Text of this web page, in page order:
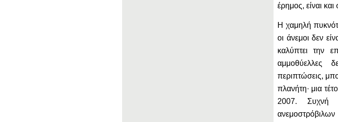
έρημος, είναι
Η χαμηλή
οι άνεμοι δεν
καλύπτει την
αμμοθύελλες
περιπτώσεις,
πλανήτη· μια
2007. Συχνή